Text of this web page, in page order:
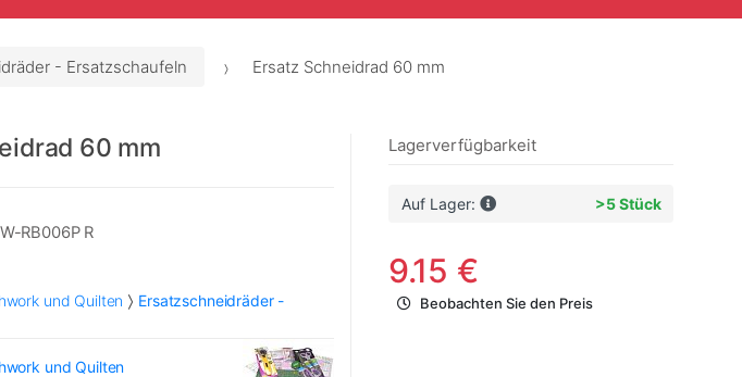
- Ersatzschaufeln Ersatz Schneidrad 60 mm
60 mm
RB006P R
und Quilten
Ersatzschneidräder -
und Quilten
Lagerverfügbarkeit
Auf Lager: >5 Stück
9.15 €
Beobachten Sie den Preis